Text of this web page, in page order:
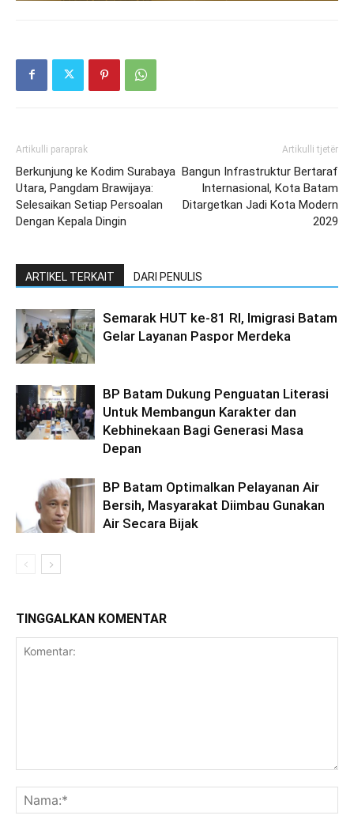
Artikulli paraprak
Berkunjung ke Kodim Surabaya
Utara, Pangdam Brawijaya:
Selesaikan Setiap Persoalan
Dengan Kepala Dingin
Artikulli tjetër
Bangun Infrastruktur Bertaraf
Internasional, Kota Batam
Ditargetkan Jadi Kota Modern
2029
ARTIKEL TERKAIT DARI PENULIS
Semarak HUT ke-81 RI, Imigrasi Batam
Gelar Layanan Paspor Merdeka
BP Batam Dukung Penguatan Literasi
Untuk Membangun Karakter dan
Kebhinekaan Bagi Generasi Masa
Depan
BP Batam Optimalkan Pelayanan Air
Bersih, Masyarakat Diimbau Gunakan
Air Secara Bijak
TINGGALKAN KOMENTAR